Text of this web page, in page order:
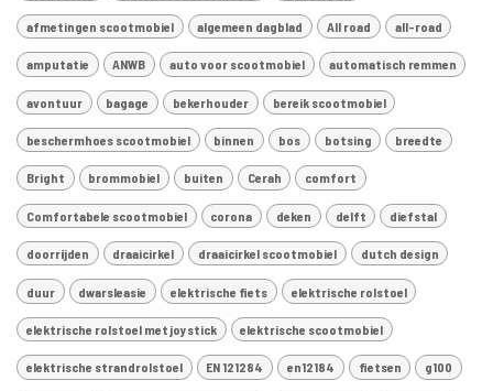
afmetingen scootmobiel algemeen dagblad All road all-road
amputatie ANWB auto voor scootmobiel automatisch remmen
avontuur bagage bekerhouder bereik scootmobiel
beschermhoes scootmobiel binnen bos botsing breedte
Bright brommobiel buiten Cerah comfort
Comfortabele scootmobiel corona deken delft diefstal
doorrijden draaicirkel draaicirkel scootmobiel dutch design
duur dwarsleasie elektrische fiets elektrische rolstoel
elektrische rolstoel met joystick elektrische scootmobiel
elektrische strandrolstoel EN 121284 en12184 fietsen g100